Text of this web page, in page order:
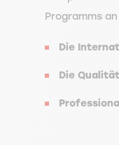
Programms
Die
Die